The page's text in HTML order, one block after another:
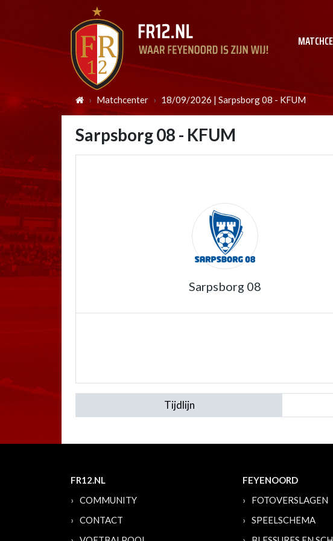
Matchcenter 18/09/2026 | Sarpsborg 08 - KFUM
Sarpsborg 08 - KFUM
Sarpsborg 08
Tijdlijn
FR12.NL
COMMUNITY
CONTACT
FEYENOORD
FOTOVERSLAGEN
SPEELSCHEMA